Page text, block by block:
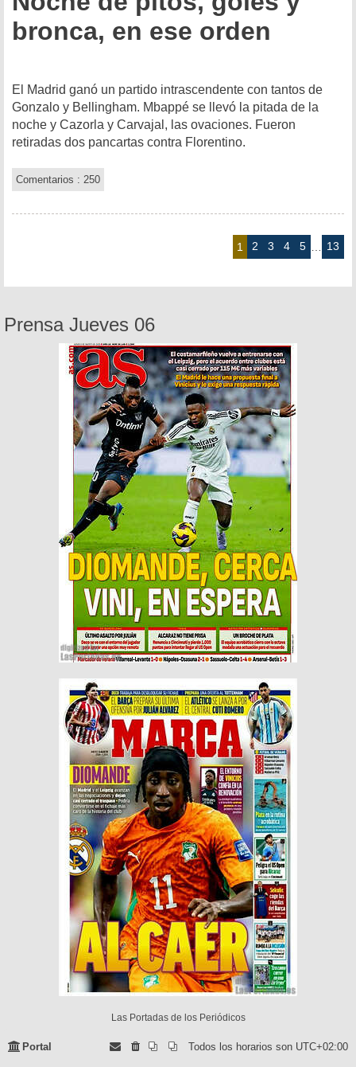
bronca, en ese orden
El Madrid ganó un partido intrascendente con tantos de
Gonzalo y Bellingham. Mbappé se llevó la pitada de la
noche y Cazorla y Carvajal, las ovaciones. Fueron
retiradas dos pancartas contra Florentino.
Comentarios : 250
1 2 3 4 5 13
Prensa Jueves 06
Las Portadas de los Periódicos
Portal Todos los horarios son UTC+02:00